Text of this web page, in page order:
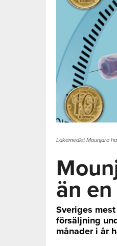
Läkemedlet Mounjaro
än
Sveriges
försäljning
månader i år